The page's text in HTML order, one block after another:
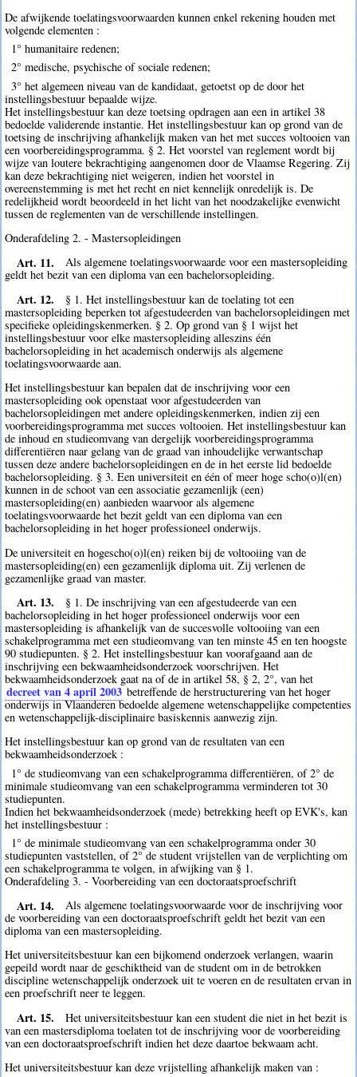
De afwijkende toelatingsvoorwaarden kunnen enkel rekening houden met
volgende elementen :
1° humanitaire redenen;
2° medische, psychische of sociale redenen;
3° het algemeen niveau van de kandidaat, getoetst op de door het
instellingsbestuur bepaalde wijze.
Het instellingsbestuur kan deze toetsing opdragen aan een in artikel 38
bedoelde validerende instantie. Het instellingsbestuur kan op grond van de
toetsing de inschrijving afhankelijk maken van het met succes voltooien van
een voorbereidingsprogramma. § 2. Het voorstel van reglement wordt bij
wijze van loutere bekrachtiging aangenomen door de Vlaamse Regering. Zij
kan deze bekrachtiging niet weigeren, indien het voorstel in
overeenstemming is met het recht en niet kennelijk onredelijk is. De
redelijkheid wordt beoordeeld in het licht van het noodzakelijke evenwicht
tussen de reglementen van de verschillende instellingen.
Onderafdeling 2. - Mastersopleidingen
Art. 11.
Als algemene toelatingsvoorwaarde voor een mastersopleiding
geldt het bezit van een diploma van een bachelorsopleiding.
Art. 12.
§ 1. Het instellingsbestuur kan de toelating tot een
mastersopleiding beperken tot afgestudeerden van bachelorsopleidingen met
specifieke opleidingskenmerken. § 2. Op grond van § 1 wijst het
instellingsbestuur voor elke mastersopleiding alleszins één
bachelorsopleiding in het academisch onderwijs als algemene
toelatingsvoorwaarde aan.
Het instellingsbestuur kan bepalen dat de inschrijving voor een
mastersopleiding ook openstaat voor afgestudeerden van
bachelorsopleidingen met andere opleidingskenmerken, indien zij een
voorbereidingsprogramma met succes voltooien. Het instellingsbestuur kan
de inhoud en studieomvang van dergelijk voorbereidingsprogramma
differentiëren naar gelang van de graad van inhoudelijke verwantschap
tussen deze andere bachelorsopleidingen en de in het eerste lid bedoelde
bachelorsopleiding. § 3. Een universiteit en één of meer hoge scho(o)l(en)
kunnen in de schoot van een associatie gezamenlijk (een)
mastersopleiding(en) aanbieden waarvoor als algemene
toelatingsvoorwaarde het bezit geldt van een diploma van een
bachelorsopleiding in het hoger professioneel onderwijs.
De universiteit en hogescho(o)l(en) reiken bij de voltooiing van de
mastersopleiding(en) een gezamenlijk diploma uit. Zij verlenen de
gezamenlijke graad van master.
Art. 13.
§ 1. De inschrijving van een afgestudeerde van een
bachelorsopleiding in het hoger professioneel onderwijs voor een
mastersopleiding is afhankelijk van de succesvolle voltooiing van een
schakelprogramma met een studieomvang van ten minste 45 en ten hoogste
90 studiepunten. § 2. Het instellingsbestuur kan voorafgaand aan de
inschrijving een bekwaamheidsonderzoek voorschrijven. Het
bekwaamheidsonderzoek gaat na of de in artikel 58, § 2, 2°, van het
decreet van 4 april 2003 betreffende de herstructurering van het hoger
onderwijs in Vlaanderen bedoelde algemene wetenschappelijke competenties
en wetenschappelijk-disciplinaire basiskennis aanwezig zijn.
Het instellingsbestuur kan op grond van de resultaten van een
bekwaamheidsonderzoek :
1° de studieomvang van een schakelprogramma differentiëren, of 2° de
minimale studieomvang van een schakelprogramma verminderen tot 30
studiepunten.
Indien het bekwaamheidsonderzoek (mede) betrekking heeft op EVK's, kan
het instellingsbestuur :
1° de minimale studieomvang van een schakelprogramma onder 30
studiepunten vaststellen, of 2° de student vrijstellen van de verplichting om
een schakelprogramma te volgen, in afwijking van § 1.
Onderafdeling 3. - Voorbereiding van een doctoraatsproefschrift
Art. 14.
Als algemene toelatingsvoorwaarde voor de inschrijving voor
de voorbereiding van een doctoraatsproefschrift geldt het bezit van een
diploma van een mastersopleiding.
Het universiteitsbestuur kan een bijkomend onderzoek verlangen, waarin
gepeild wordt naar de geschiktheid van de student om in de betrokken
discipline wetenschappelijk onderzoek uit te voeren en de resultaten ervan in
een proefschrift neer te leggen.
Art. 15.
Het universiteitsbestuur kan een student die niet in het bezit is
van een mastersdiploma toelaten tot de inschrijving voor de voorbereiding
van een doctoraatsproefschrift indien het deze daartoe bekwaam acht.
Het universiteitsbestuur kan deze vrijstelling afhankelijk maken van :